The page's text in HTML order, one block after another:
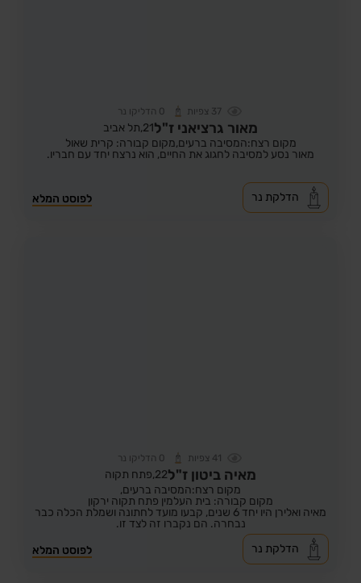
37 צפיות 0 הדליקו נר
מאור גרציאני ז"ל21, תל אביב
מקום רצח:המסיבה ברעים,מקום קבורה: קרית שאול
מאור נסע למסיבה לחגוג את החיים, הוא נרצח יחד עם חבריו.
לפוסט המלא הדלקת נר
41 צפיות 0 הדליקו נר
מאיה ביטון ז"ל22, פתח תקוה
מקום רצח:המסיבה ברעים,
מקום קבורה: בית העלמין פתח תקוה ירקון
מאיה ואלירן היו יחד 6 שנים, קבעו מועד לחתונה ושמלת הכלה כבר
נבחרה. הם נקברו זה לצד זו.
לפוסט המלא
הדלקת נר